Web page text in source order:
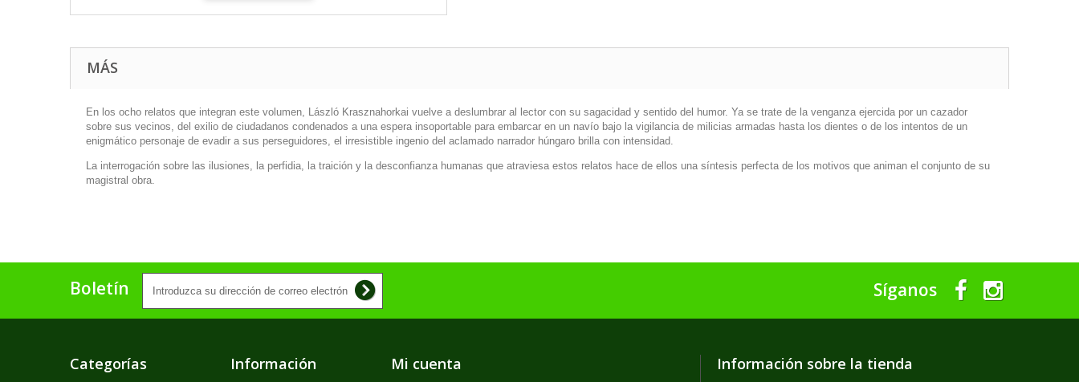
MÁS
En los ocho relatos que integran este volumen, László Krasznahorkai vuelve a deslumbrar al lector con su sagacidad y sentido del humor. Ya se trate de la venganza ejercida por un cazador
sobre sus vecinos, del exilio de ciudadanos condenados a una espera insoportable para embarcar en un navío bajo la vigilancia de milicias armadas hasta los dientes o de los intentos de un
enigmático personaje de evadir a sus perseguidores, el irresistible ingenio del aclamado narrador húngaro brilla con intensidad.
La interrogación sobre las ilusiones, la perfidia, la traición y la desconfianza humanas que atraviesa estos relatos hace de ellos una síntesis perfecta de los motivos que animan el conjunto de su
magistral obra.
Boletín Síganos
Categorías Información Mi cuenta Información sobre la tienda